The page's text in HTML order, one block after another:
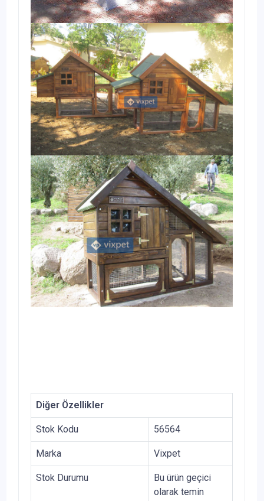
Diğer Özellikler
Stok Kodu 56564
Marka Vixpet
Stok Durumu
Bu ürün geçici
olarak temin